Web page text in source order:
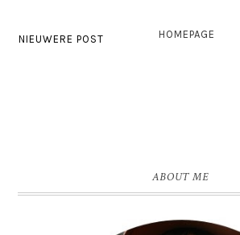
NIEUWERE POST HOMEPAGE
ABOUT ME